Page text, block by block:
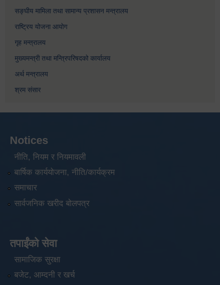
सङ्घीय मामिला तथा सामान्य प्रशासन मन्त्रालय
राष्ट्रिय योजना आयोग
गृह मन्त्रालय
मुख्यमन्त्री तथा मन्त्रिपरिषदको कार्यालय
अर्थ मन्त्रालय
श्रम संसार
Notices
नीति, नियम र नियमावली
बार्षिक कार्ययोजना, नीति/कार्यक्रम
समाचार
सार्वजनिक खरीद बोलपत्र
तपाईंको सेवा
सामाजिक सुरक्षा
बजेट, आम्दनी र खर्च